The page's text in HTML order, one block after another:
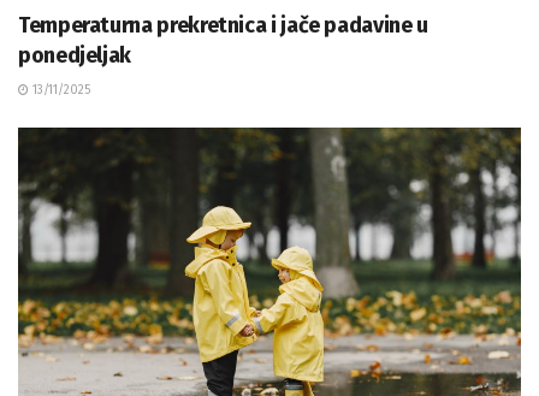
Temperaturna prekretnica i jače padavine u
ponedjeljak
13/11/2025